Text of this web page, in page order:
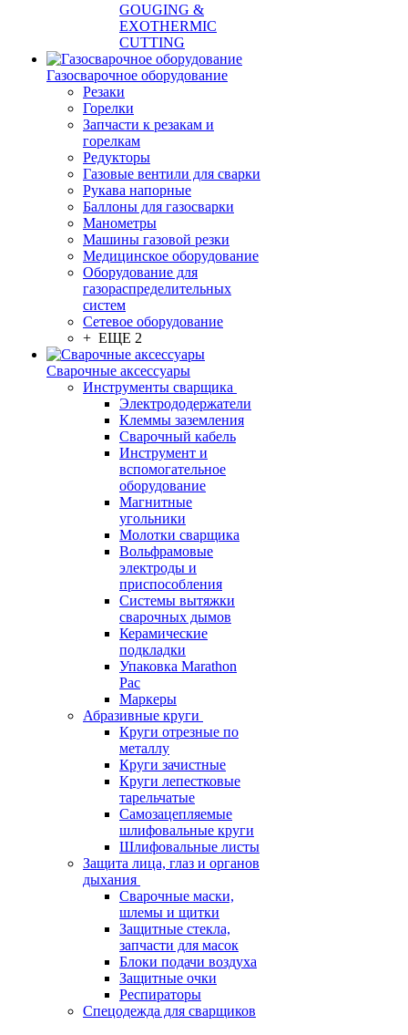
GOUGING &
EXOTHERMIC
CUTTING
Газосварочное оборудование
Резаки
Горелки
Запчасти к резакам и
горелкам
Редукторы
Газовые вентили для сварки
Рукава напорные
Баллоны для газосварки
Манометры
Машины газовой резки
Медицинское оборудование
Оборудование для
газораспределительных
систем
Сетевое оборудование
+ ЕЩЕ 2
Сварочные аксессуары
Инструменты сварщика
Электрододержатели
Клеммы заземления
Сварочный кабель
Инструмент и
вспомогательное
оборудование
Магнитные
угольники
Молотки сварщика
Вольфрамовые
электроды и
приспособления
Системы вытяжки
сварочных дымов
Керамические
подкладки
Упаковка Marathon
Pac
Маркеры
Абразивные круги
Круги отрезные по
металлу
Круги зачистные
Круги лепестковые
тарельчатые
Самозацепляемые
шлифовальные круги
Шлифовальные листы
Защита лица, глаз и органов
дыхания
Сварочные маски,
шлемы и щитки
Защитные стекла,
запчасти для масок
Блоки подачи воздуха
Защитные очки
Респираторы
Спецодежда для сварщиков